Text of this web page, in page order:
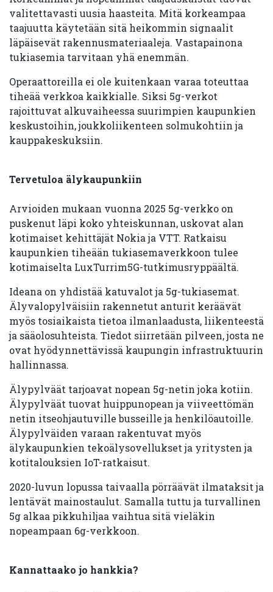
valitettavasti uusia haasteita. Mitä korkeampaa
taajuutta käytetään sitä heikommin signaalit
läpäisevät rakennusmateriaaleja. Vastapainona
tukiasemia tarvitaan yhä enemmän.
Operaattoreilla ei ole kuitenkaan varaa toteuttaa
tiheää verkkoa kaikkialle. Siksi 5g-verkot
rajoittuvat alkuvaiheessa suurimpien kaupunkien
keskustoihin, joukkoliikenteen solmukohtiin ja
kauppakeskuksiin.
Tervetuloa älykaupunkiin
Arvioiden mukaan vuonna 2025 5g-verkko on
puskenut läpi koko yhteiskunnan, uskovat alan
kotimaiset kehittäjät Nokia ja VTT. Ratkaisu
kaupunkien tiheään tukiasemaverkkoon tulee
kotimaiselta LuxTurrim5G-tutkimusryppäältä.
Ideana on yhdistää katuvalot ja 5g-tukiasemat.
Älyvalopylväisiin rakennetut anturit keräävät
myös tosiaikaista tietoa ilmanlaadusta, liikenteestä
ja sääolosuhteista. Tiedot siirretään pilveen, josta ne
ovat hyödynnettävissä kaupungin infrastruktuurin
hallinnassa.
Älypylväät tarjoavat nopean 5g-netin joka kotiin.
Älypylväät tuovat huippunopean ja viiveettömän
netin itseohjautuville busseille ja henkilöautoille.
Älypylväiden varaan rakentuvat myös
älykaupunkien tekoälysovellukset ja yritysten ja
kotitalouksien IoT-ratkaisut.
2020-luvun lopussa taivaalla pörräävät ilmataksit ja
lentävät mainostaulut. Samalla tuttu ja turvallinen
5g alkaa pikkuhiljaa vaihtua sitä vieläkin
nopeampaan 6g-verkkoon.
Kannattaako jo hankkia?